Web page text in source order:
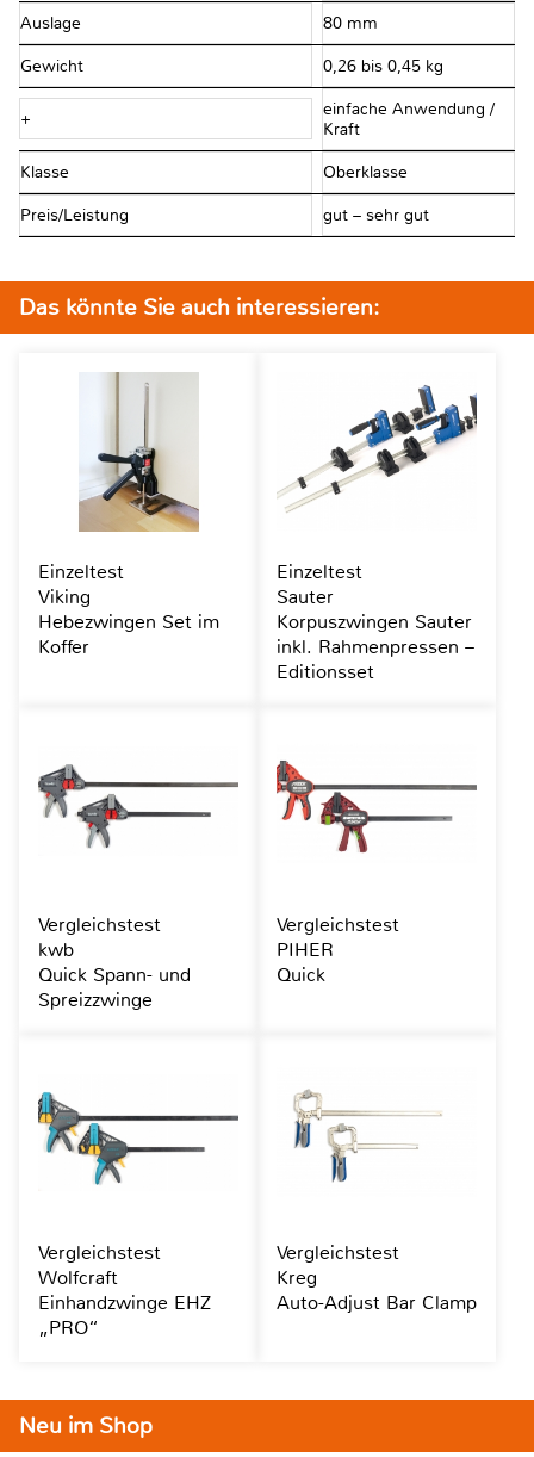
Auslage 80 mm
Gewicht 0,26 bis 0,45 kg
+
einfache Anwendung /
Kraft
Klasse Oberklasse
Preis/Leistung gut – sehr gut
Neu im Shop
Das könnte Sie auch interessieren:
Einzeltest
Viking
Hebezwingen Set im
Koffer
Einzeltest
Sauter
Korpuszwingen Sauter
inkl. Rahmenpressen –
Editionsset
Vergleichstest
kwb
Quick Spann- und
Spreizzwinge
Vergleichstest
PIHER
Quick
Vergleichstest
Wolfcraft
Einhandzwinge EHZ
„PRO“
Vergleichstest
Kreg
Auto-Adjust Bar Clamp